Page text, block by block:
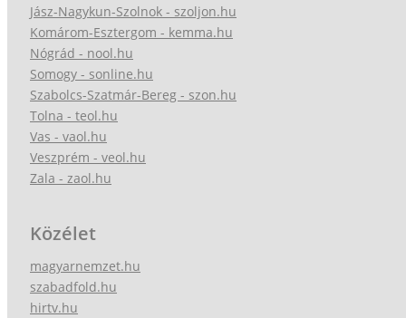
Jász-Nagykun-Szolnok - szoljon.hu
Komárom-Esztergom - kemma.hu
Nógrád - nool.hu
Somogy - sonline.hu
Szabolcs-Szatmár-Bereg - szon.hu
Tolna - teol.hu
Vas - vaol.hu
Veszprém - veol.hu
Zala - zaol.hu
Közélet
magyarnemzet.hu
szabadfold.hu
hirtv.hu